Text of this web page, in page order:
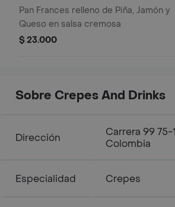
Pan Frances relleno de Piña, Jamón y
Queso en salsa cremosa
$ 23.000
Sobre Crepes And Drinks
Dirección
Carrera 99 75-
Colombia
Especialidad Crepes